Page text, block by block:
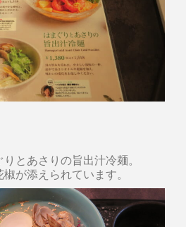
とあさりの旨出汁冷麺。
が添えられています。